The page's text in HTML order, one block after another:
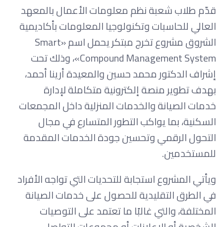
قدّم طلاب شعبة نظم معلومات الأعمال بالمعهد
العالي للحاسبات وتكنولوجيا المعلومات بأكاديمية
الشروق مشروع تخرج مبتكر يحمل اسم «Smart
Compound Management System»، وذلك تحت
إشراف الدكتور محمد حسين والمعيدة أرينا أحمد،
بهدف تطوير منصة إلكترونية متكاملة لإدارة
خدمات الصيانة والخدمات المنزلية داخل المجمعات
السكنية، بما يواكب التطور المتسارع في مجال
التحول الرقمي وتحسين جودة الخدمات المقدمة
للمستخدمين.
ويأتي المشروع استجابة للتحديات التي تواجه الأفراد
في الطرق التقليدية للحصول على خدمات الصيانة
المختلفة، والتي غالبًا ما تعتمد على التوصيات